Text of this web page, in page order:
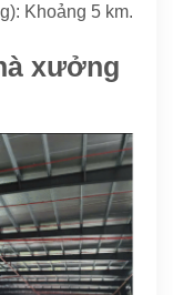
Khoảng 5 km.
xưởng